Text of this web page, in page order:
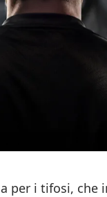
per i tifosi, che